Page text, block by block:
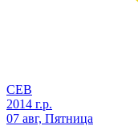
СЕВ
2014 г.р.
07 авг, Пятница